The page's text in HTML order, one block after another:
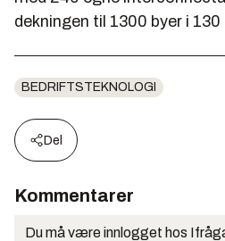
dekningen til 1300 byer i 130
BEDRIFTSTEKNOLOGI
Del
Kommentarer
Du må være innlogget hos